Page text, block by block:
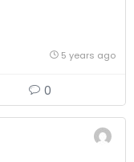
5 years ago
0